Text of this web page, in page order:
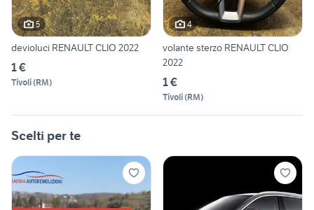
5
devioluci RENAULT CLIO 2022
1 €
Tivoli(RM)
4
volante sterzo RENAULT CLIO
2022
1 €
Tivoli(RM)
Scelti per te